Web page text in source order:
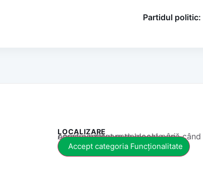
Partidul politic:
LOCALIZARE
Acest conținut este blocat până când acceptați categoria corespunzătoare de cookie-uri.
Accept categoria Funcționalitate